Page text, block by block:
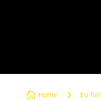
 Home 5 Eu fui!